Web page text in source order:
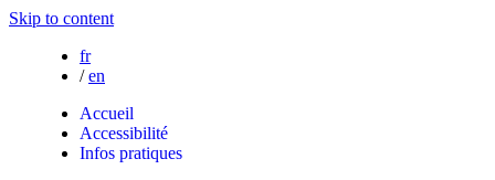
Skip to content
fr
/ en
Accueil
Accessibilité
Infos pratiques